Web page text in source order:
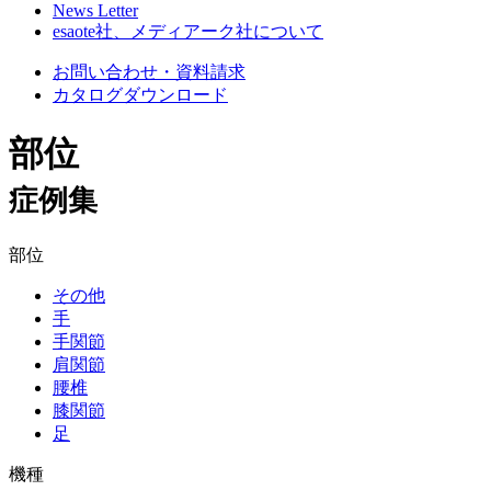
News Letter
esaote社、メディアーク社について
お問い合わせ・資料請求
カタログダウンロード
部位
症例集
部位
その他
手
手関節
肩関節
腰椎
膝関節
足
機種